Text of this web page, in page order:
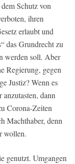
Schutz von
ihren
erlaubt und
das Grundrecht zu
werden soll. Aber
Regierung, gegen
Justiz? Wenn es
anzutasten, dann
Corona-Zeiten
Machthaber, denn
wollen.
genutzt. Umgangen